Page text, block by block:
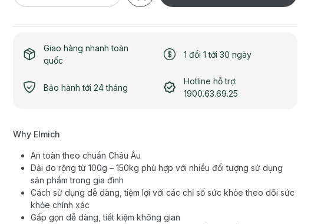
Giao hàng nhanh toàn
quốc
1 đổi 1 tới 30 ngày
Bảo hành tới 24 tháng
Hotline hỗ trợ:
1900.63.69.25
Why Elmich
An toàn theo chuẩn Châu Âu
Dải đo rộng từ 100g – 150kg phù hợp với nhiều đối tượng sử dụng
sản phẩm trong gia đình
Cách sử dụng dễ dàng, tiệm lợi với các chỉ số sức khỏe theo dõi sức
khỏe chính xác
Gấp gọn dễ dàng, tiết kiệm không gian